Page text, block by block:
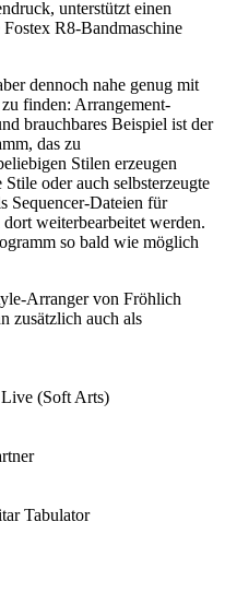
unterstützt einen
R8-Bandmaschine
dennoch nahe genug mit
finden: Arrangement-
brauchbares Beispiel ist der
das zu
Stilen erzeugen
oder auch selbsterzeugte
Sequencer-Dateien für
weiterbearbeitet werden.
so bald wie möglich
Arranger von Fröhlich
zusätzlich auch als
(Soft Arts)
Tabulator